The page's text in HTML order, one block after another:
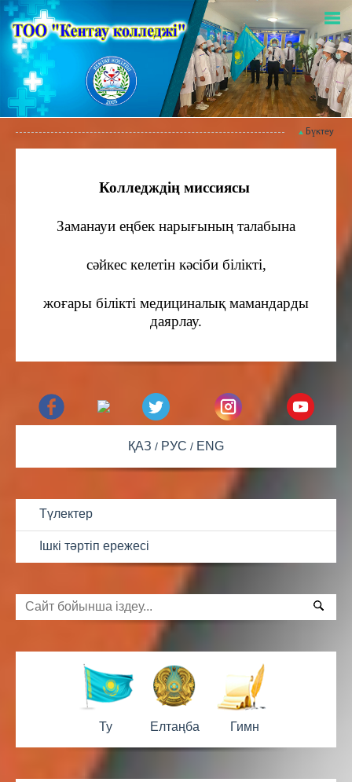
Бүктеу
Колледждің миссиясы
Заманауи еңбек нарығының талабына
сәйкес келетін кәсіби білікті,
жоғары білікті медициналық мамандарды
даярлау.
ҚАЗ РУС ENG
Түлектер
Ішкі тәртіп ережесі
Ту Елтаңба Гимн